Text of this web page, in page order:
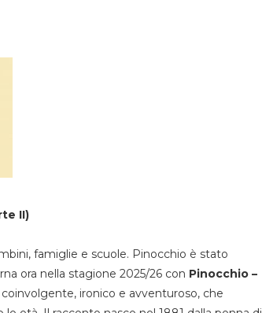
II)
famiglie e scuole. Pinocchio è stato
ora nella stagione 2025/26 con Pinocchio –
ironico e avventuroso, che